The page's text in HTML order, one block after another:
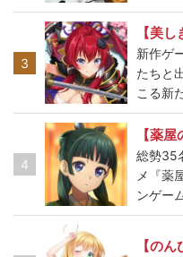
3
【美
新作ゲ
たちと
こる新
4
【薬
総勢35
メ『薬
ンゲー
【の